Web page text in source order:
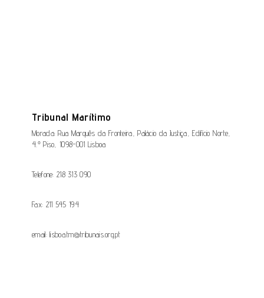
Tribunal Marítimo
Morada: Rua Marquês da Fronteira, Palácio da Justiça, Edifício Norte,
4.º Piso, 1098-001 Lisboa
Telefone: 218 313 090
Fax: 211 545 194
email: lisboa.tm@tribunais.org.pt